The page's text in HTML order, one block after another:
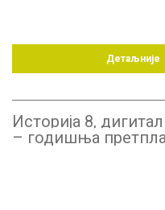
Детаљније
Историја 8,
– годишња